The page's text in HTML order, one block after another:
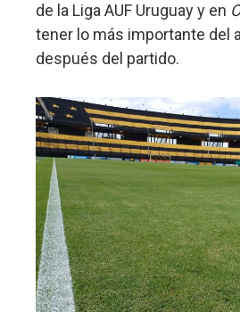
de la Liga AUF Uruguay y en
tener lo más importante del
después del partido.